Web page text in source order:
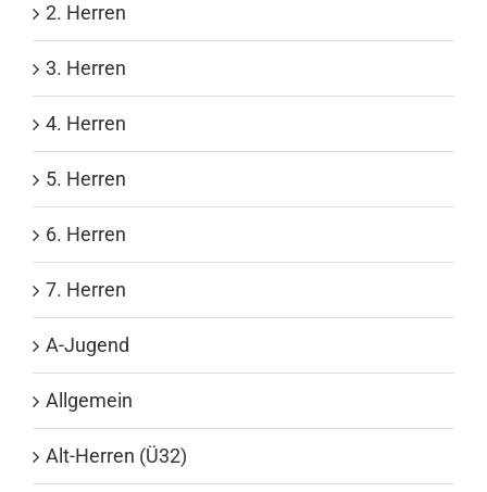
2. Herren
3. Herren
4. Herren
5. Herren
6. Herren
7. Herren
A-Jugend
Allgemein
Alt-Herren (Ü32)